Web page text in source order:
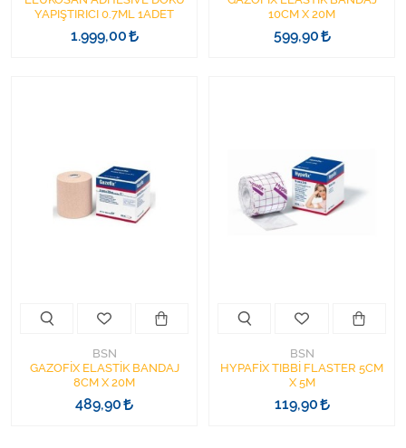
YAPIŞTIRICI 0.7ML 1ADET
1.999,00
10CM X 20M
599,90
BSN
GAZOFİX ELASTİK BANDAJ
8CM X 20M
489,90
BSN
HYPAFİX TIBBİ FLASTER 5CM
X 5M
119,90